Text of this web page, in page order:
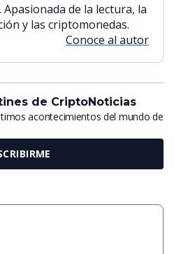
de la lectura, la
y las criptomonedas.
Conoce al autor
de CriptoNoticias
acontecimientos del mundo de